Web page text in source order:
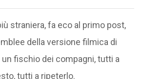
straniera, fa eco al primo post,
della versione filmica di
un fischio dei compagni, tutti a
tutti a ripeterlo.